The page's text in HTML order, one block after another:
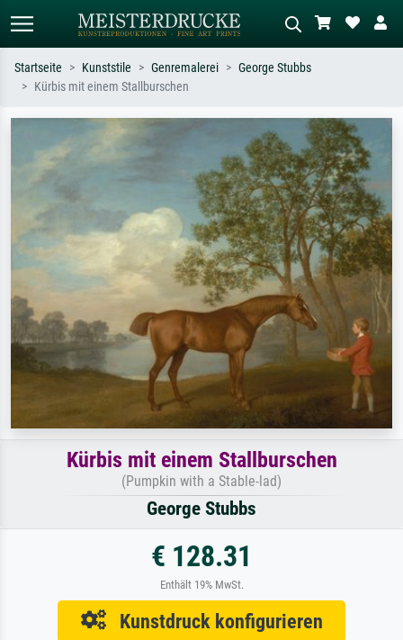
Suchen Sie nach Künstlern, Werktiteln
oder Stilen – z.B. Monet,
Sternennacht, Impressionismus, Welle
Beschreiben Sie die Szene – z.B. Grüne
Wiese, Abstrakt mit viel Rot, Dunkles
Ölgemälde, Stehender Akt neben einem
Baum.
Startseite Kunststile Genremalerei
George Stubbs
Kürbis mit einem Stallburschen
Kürbis mit einem Stallburschen
(Pumpkin with a Stable-lad)
George Stubbs
€ 128.31
Enthält 19% MwSt.
Kunstdruck konfigurieren